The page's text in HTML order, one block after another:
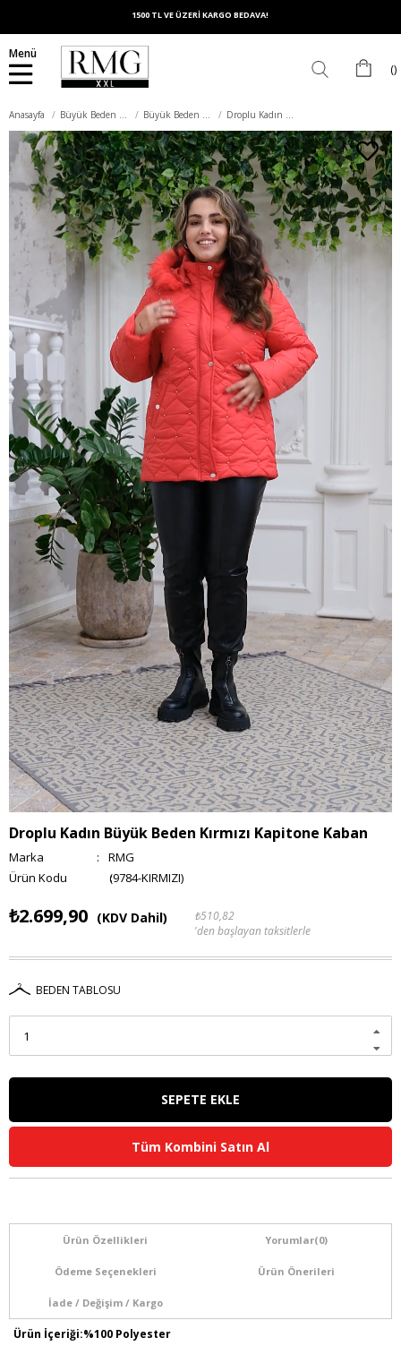
1500 TL VE ÜZERİ KARGO BEDAVA!
Menü
Anasayfa Büyük Beden Dış Giyim Büyük Beden Kaban Droplu Kadın Büyük Beden Kırmızı Kapitone Kaban
Droplu Kadın Büyük Beden Kırmızı Kapitone Kaban
Marka :
RMG
(9784-KIRMIZI)
₺2.699,90 (KDV Dahil)
₺510,82
'den başlayan taksitlerle
BEDEN TABLOSU
Tüm Kombini Satın Al
Ürün Özellikleri Yorumlar(0)
Ödeme Seçenekleri Ürün Önerileri
İade / Değişim / Kargo
Ürün İçeriği:%100 Polyester